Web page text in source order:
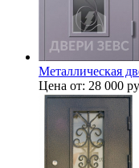
Металлическая
Цена от: 28 000